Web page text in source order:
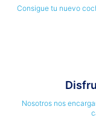
Consigue tu nuevo
Nosotros nos